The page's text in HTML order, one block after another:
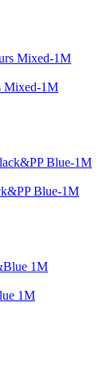
Mixed-1M
Blue-1M
1M